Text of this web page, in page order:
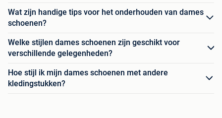
Wat zijn handige tips voor het onderhouden van dames
schoenen?
Welke stijlen dames schoenen zijn geschikt voor
verschillende gelegenheden?
Hoe stijl ik mijn dames schoenen met andere
kledingstukken?